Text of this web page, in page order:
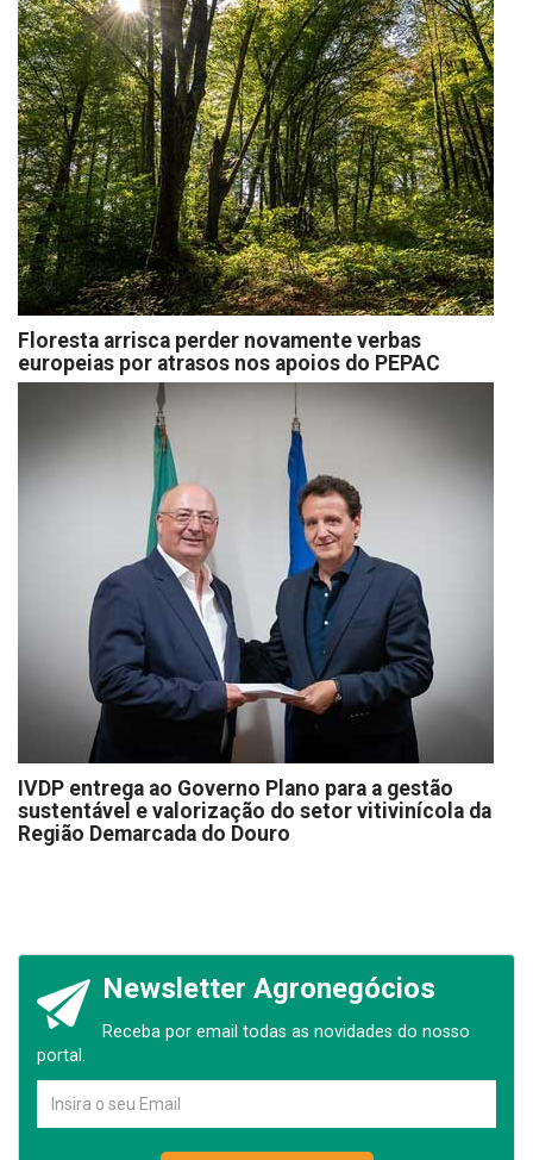
Floresta arrisca perder novamente verbas
europeias por atrasos nos apoios do PEPAC
IVDP entrega ao Governo Plano para a gestão
sustentável e valorização do setor vitivinícola da
Região Demarcada do Douro
Newsletter Agronegócios
Receba por email todas as novidades do nosso
portal.